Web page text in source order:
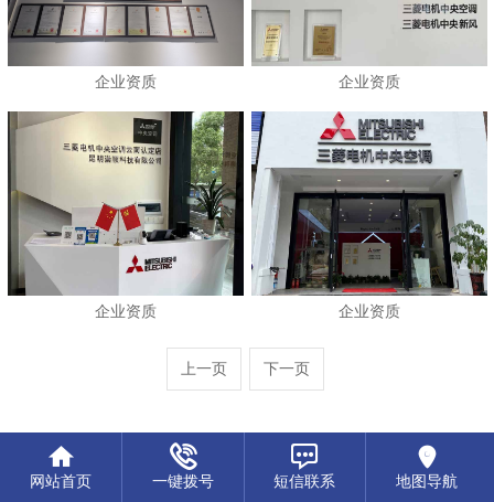
企业资质 企业资质
企业资质 企业资质
上一页 下一页
网站首页 一键拨号 短信联系 地图导航